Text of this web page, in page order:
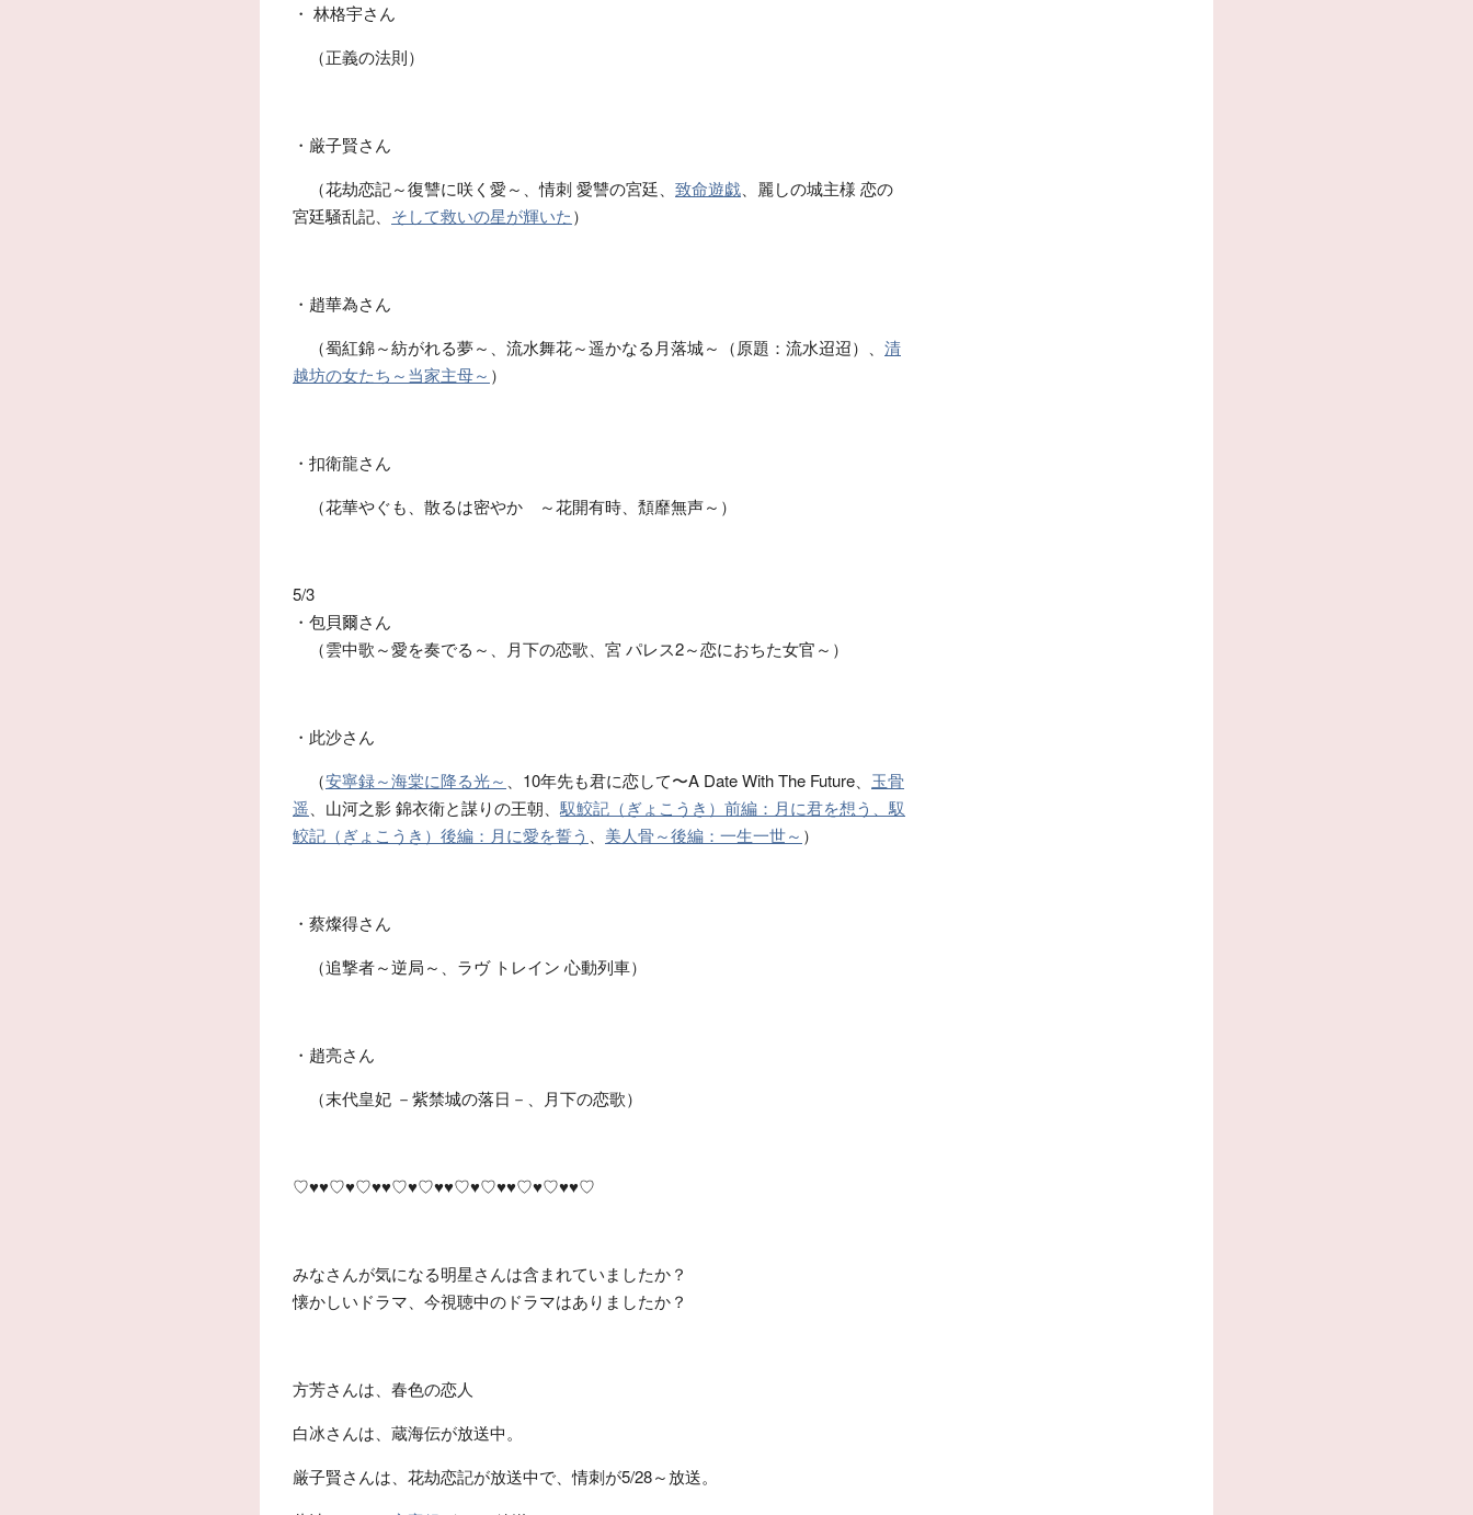
・ 林格宇さん
（正義の法則）
・厳子賢さん
（花劫恋記～復讐に咲く愛～、情刺 愛讐の宮廷、 致命遊戯 、麗しの城主様 恋の
宮廷騒乱記、 そして救いの星が輝いた）
・趙華為さん
（蜀紅錦～紡がれる夢～、流水舞花～遥かなる月落城～（原題：流水迢迢）、 清
越坊の女たち～当家主母～ ）
・扣衛龍さん
（花華やぐも、散るは密やか ～花開有時、頽靡無声～）
5/3
・包貝爾さん
（雲中歌～愛を奏でる～、月下の恋歌、宮 パレス2～恋におちた女官～）
・此沙さん
（安寧録～海棠に降る光～ 、10年先も君に恋して〜A Date With The Future、 玉骨
遥 、山河之影 錦衣衛と謀りの王朝、 馭鮫記（ぎょこうき）前編：月に君を想う、馭
鮫記（ぎょこうき）後編：月に愛を誓う
美人骨～後編：一生一世～ ）
・蔡燦得さん
（追撃者～逆局～、ラヴ トレイン 心動列車）
・趙亮さん
（末代皇妃 －紫禁城の落日－、月下の恋歌）
♡♥♥♡♥♡♥♥♡♥♡♥♥♡♥♡♥♥♡♥♡♥♥♡
みなさんが気になる明星さんは含まれていましたか？
懐かしいドラマ、今視聴中のドラマはありましたか？
方芳さんは、春色の恋人
白冰さんは、蔵海伝が放送中。
厳子賢さんは、花劫恋記が放送中で、情刺が5/28～放送。